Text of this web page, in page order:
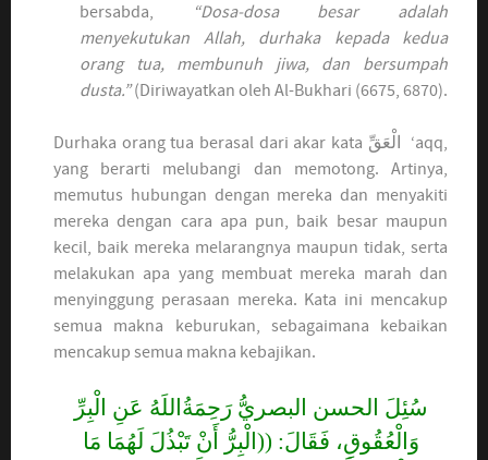
bersabda,
“Dosa-dosa besar adalah
menyekutukan Allah, durhaka kepada kedua
orang tua, membunuh jiwa, dan bersumpah
dusta.”(Diriwayatkan oleh Al-Bukhari (6675, 6870).
Durhaka orang tua berasal dari akar kata الْعَقِّ ‘aqq,
yang berarti melubangi dan memotong. Artinya,
memutus hubungan dengan mereka dan menyakiti
mereka dengan cara apa pun, baik besar maupun
kecil, baik mereka melarangnya maupun tidak, serta
melakukan apa yang membuat mereka marah dan
menyinggung perasaan mereka. Kata ini mencakup
semua makna keburukan, sebagaimana kebaikan
mencakup semua makna kebajikan.
سُئِلَ الحسن البصريُّ رَحِمَةُاللَهُ عَنِ الْبِرِّ
وَالْعُقُوقِ، فَقَالَ: ((الْبِرُّ أَنْ تَبْذُلَ لَهُمَا مَا